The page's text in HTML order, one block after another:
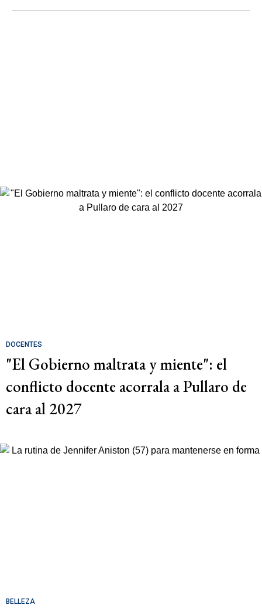
DOCENTES
"El Gobierno maltrata y miente": el
conflicto docente acorrala a Pullaro de
cara al 2027
BELLEZA